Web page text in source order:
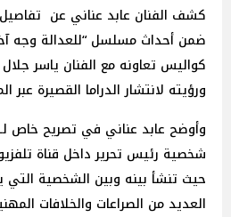
كشف الفنان عابد عناني عن
ضمن أحداث مسلسل “للعدالة وجه
كواليس تعاونه مع الفنان ياسر
ورؤيته لانتشار الدراما القصيرة عبر
وأوضح عابد عناني في تصريح خاص
شخصية رئيس تحرير داخل قناة
حيث تنشأ بينه وبين الشخصية التي
العديد من الصراعات والخلافات